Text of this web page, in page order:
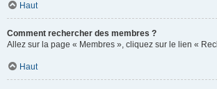
Haut
Comment rechercher des membres ?
Allez sur la page « Membres », cliquez sur le lien «
Haut